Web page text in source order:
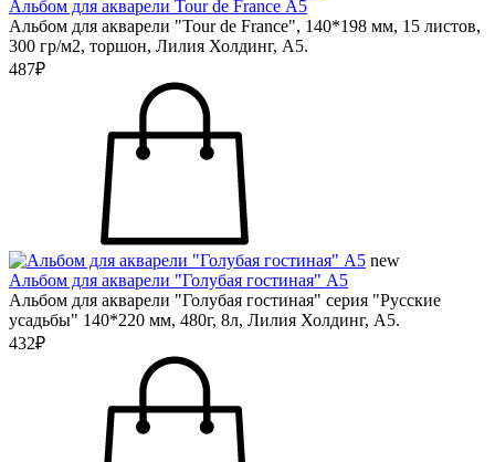
Альбом для акварели Tour de France А5
Альбом для акварели "Tour de France", 140*198 мм, 15 листов,
300 гр/м2, торшон, Лилия Холдинг, А5.
487₽
new
Альбом для акварели "Голубая гостиная" А5
Альбом для акварели "Голубая гостиная" серия "Русские
усадьбы" 140*220 мм, 480г, 8л, Лилия Холдинг, А5.
432₽